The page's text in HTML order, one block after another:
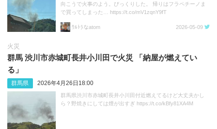
向こうで火事のよう。びっくりした。 帰りはフラペチーノま
で買ってしまった… https://t.co/mV1zqnY9fT
ｳﾙﾄﾗなatom 2026-05-09
火災
群馬 渋川市赤城町長井小川田で火災 「納屋が燃えてい
る」
群馬県 2026年4月26日18:00
群馬県渋川市赤城町長井小川田付近燃えてるけど大丈夫かし
ら？野焼きにしては煙が出すぎ https://t.co/kBfy81XA4M